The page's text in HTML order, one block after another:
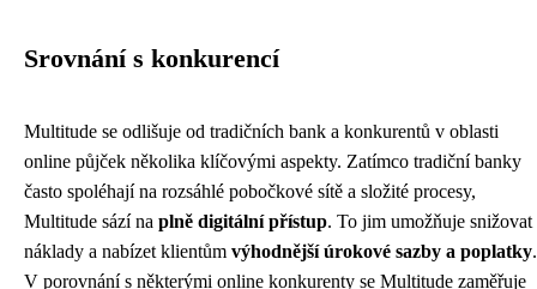
Srovnání s konkurencí
Multitude se odlišuje od tradičních bank a konkurentů v oblasti
online půjček několika klíčovými aspekty. Zatímco tradiční banky
často spoléhají na rozsáhlé pobočkové sítě a složité procesy,
Multitude sází na plně digitální přístup. To jim umožňuje snižovat
náklady a nabízet klientům výhodnější úrokové sazby a poplatky.
V porovnání s některými online konkurenty se Multitude zaměřuje